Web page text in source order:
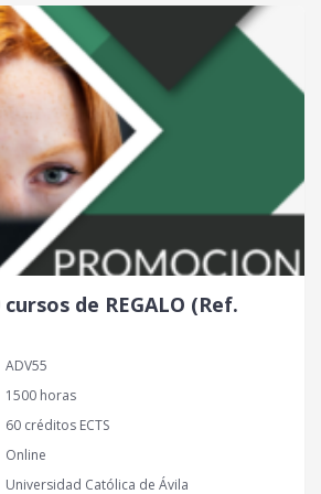
c
i
o
u
a
e
s
:
6
€
.
de REGALO (Ref.
ADV55
1500 horas
60 créditos ECTS
Online
Universidad Católica de Ávila